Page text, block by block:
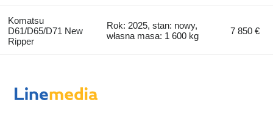
Komatsu
D61/D65/D71 New
Ripper
Rok: 2025, stan: nowy,
własna masa: 1 600 kg
7 850 €